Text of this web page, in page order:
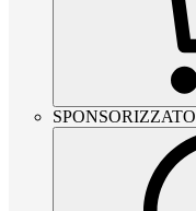
SPONSORIZZATO